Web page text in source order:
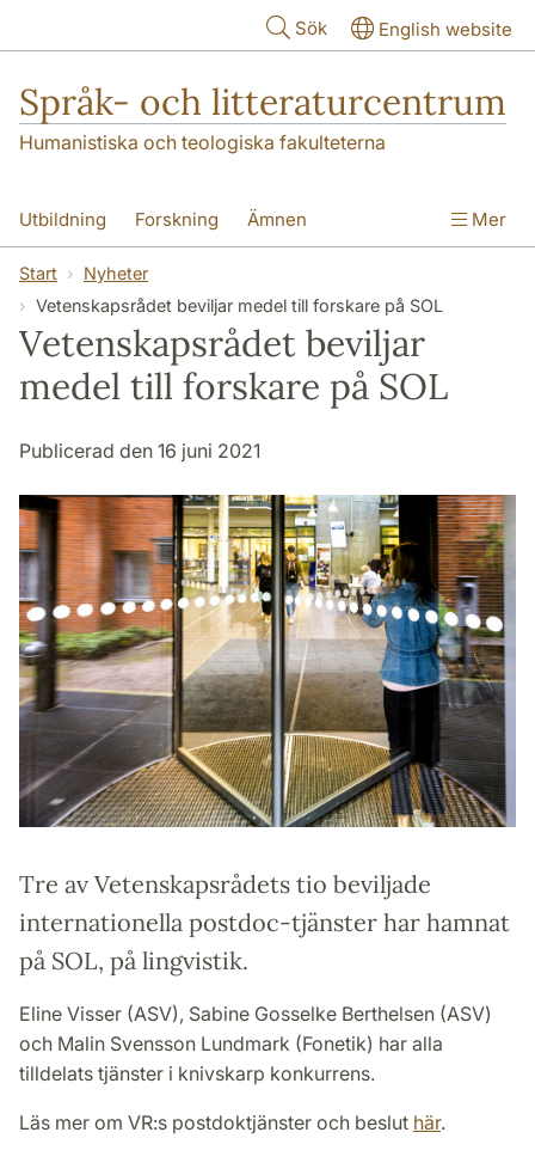
Sök English website
Språk- och litteraturcentrum
Humanistiska och teologiska fakulteterna
Utbildning Forskning Ämnen
SOL-husen Kontakt
översättning till svenska
Mer
Start
Nyheter
Vetenskapsrådet beviljar medel till forskare på SOL
Vetenskapsrådet beviljar
medel till forskare på SOL
Publicerad den 16 juni 2021
Tre av Vetenskapsrådets tio beviljade
internationella postdoc-tjänster har hamnat
på SOL, på lingvistik.
Eline Visser (ASV), Sabine Gosselke Berthelsen (ASV)
och Malin Svensson Lundmark (Fonetik) har alla
tilldelats tjänster i knivskarp konkurrens.
Läs mer om VR:s postdoktjänster och beslut här.